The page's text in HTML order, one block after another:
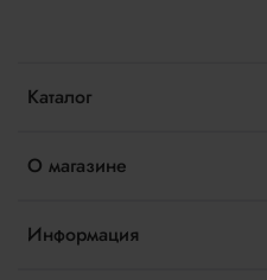
Каталог
О магазине
Информация